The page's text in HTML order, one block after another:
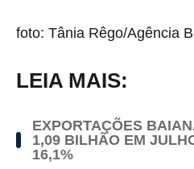
foto: Tânia Rêgo/Agência
LEIA MAIS:
EXPORTAÇÕES
1,09 BILHÃO EM
16,1%